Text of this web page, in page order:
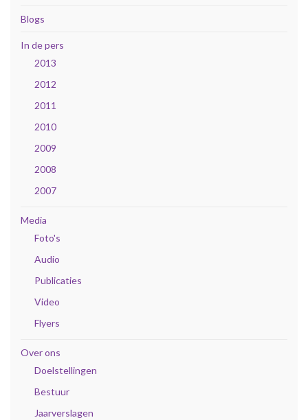
Blogs
In de pers
2013
2012
2011
2010
2009
2008
2007
Media
Foto's
Audio
Publicaties
Video
Flyers
Over ons
Doelstellingen
Bestuur
Jaarverslagen